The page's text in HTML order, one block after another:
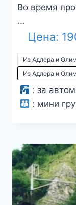
Во время
...
Цена:
Из Адлера и
Из Адлера и
: за
: мини